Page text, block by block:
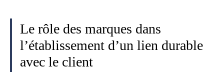
Le rôle des marques dans
l’établissement d’un lien durable
avec le client